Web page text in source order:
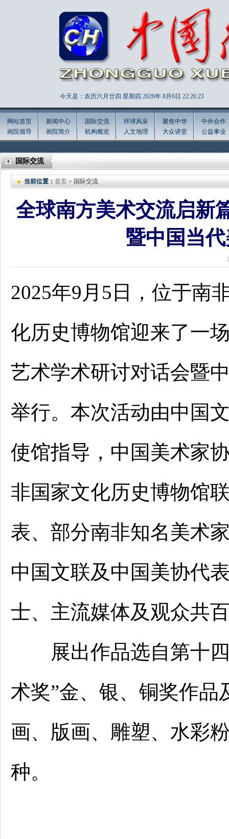
今天是：农历六月廿四 星期四 2026年 8月6日 22:26:25
网站首页
画院领导
新闻中心
画院简介
国际交流
机构概览
环球风采
人文地理
聚焦中华
大众讲堂
中外合作
公益事业
国际交流
当前位置： 首页 > 国际交流
全球南方美术交流启
暨中国当
2025年9月5日，位于南
化历史博物馆迎来了一
艺术学术研讨对话会暨
举行。本次活动由中国
使馆指导，中国美术家
非国家文化历史博物馆
表、部分南非知名美术
中国文联及中国美协代
士、主流媒体及观众共
展出作品选自第十四
术奖”金、银、铜奖作品
画、版画、雕塑、水彩
种。